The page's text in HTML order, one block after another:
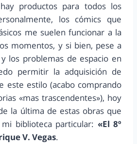
productos para todos los
los cómics que
me suelen funcionar a la
momentos, y si bien, pese a
los problemas de espacio en
permitir la adquisición de
este estilo (acabo comprando
«mas trascendentes»), hoy
la última de estas obras que
biblioteca particular: «El 8º
V. Vegas.